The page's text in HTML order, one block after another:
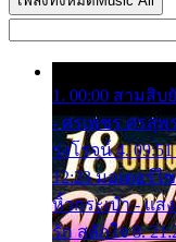
1. 00:00 สามสิบ
- ศรเพชร ศรสุพ
รุ่งโรจน์ 4.
12:23 มอเตอร์
หิ้วกระเป๋า - แส
รัก สลักใจ 8.